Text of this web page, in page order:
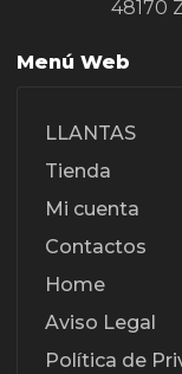
48170
Menú Web
LLANTAS
Tienda
Mi cuenta
Contactos
Home
Aviso Legal
Política de